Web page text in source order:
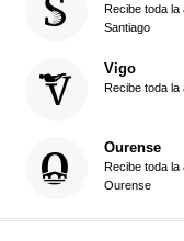
Recibe toda la
Santiago
Vigo
Recibe toda la
Ourense
Recibe toda la
Ourense